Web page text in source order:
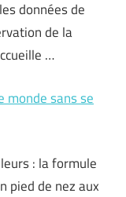
données de
de la
…
monde sans se
: la formule
pied de nez aux